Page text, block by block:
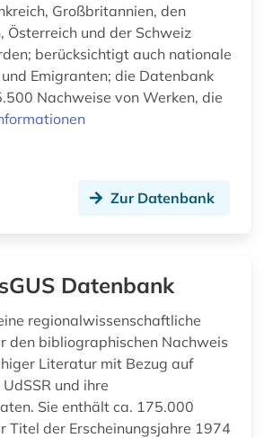
Großbritannien, den
Österreich und der Schweiz
berücksichtigt auch nationale
Emigranten; die Datenbank
Nachweise von Werken, die
Zur Datenbank
Datenbank
regionalwissenschaftliche
den bibliographischen Nachweis
Bezug auf
und ihre
Sie enthält ca. 175.000
Titel der Erscheinungsjahre 1974